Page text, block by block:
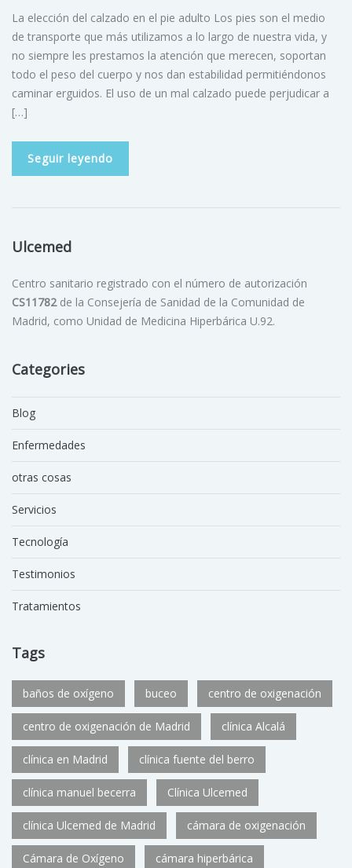
La elección del calzado en el pie adulto Los pies son el medio
de transporte que más utilizamos a lo largo de nuestra vida, y
no siempre les prestamos la atención que merecen, soportan
todo el peso del cuerpo y nos dan estabilidad permitiéndonos
caminar erguidos. El uso de un mal calzado puede perjudicar a
[…]
Seguir leyendo
Ulcemed
Centro sanitario registrado con el número de autorización
CS11782de la Consejería de Sanidad de la Comunidad de
Madrid, como Unidad de Medicina Hiperbárica U.92.
Categories
Blog
Enfermedades
otras cosas
Servicios
Tecnología
Testimonios
Tratamientos
Tags
baños de oxígeno buceo centro de oxigenación
centro de oxigenación de Madrid clínica Alcalá
clínica en Madrid clínica fuente del berro
clínica manuel becerra Clínica Ulcemed
clínica Ulcemed de Madrid cámara de oxigenación
Cámara de Oxígeno cámara hiperbárica